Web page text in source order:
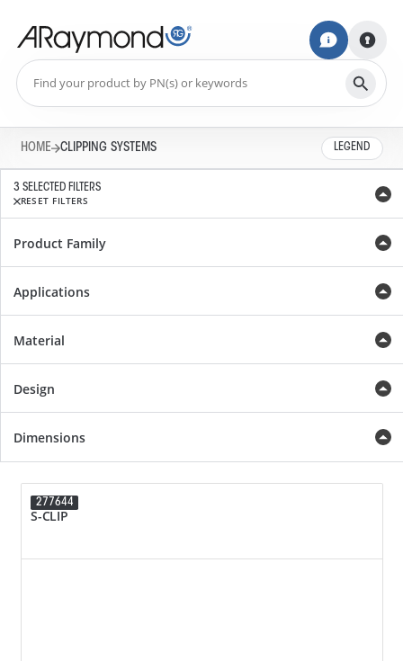
HOME CLIPPING SYSTEMS LEGEND
3 SELECTED FILTERS
RESET FILTERS
Product Family
Applications
Material
Design
Dimensions
277644
S-CLIP